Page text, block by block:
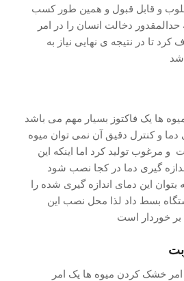
و قابل قبول و همین طور کسب
حدالمقدور دخالت انسان را در امر
تا در نتیجه ی نهایی نیاز به
ها یک فاکتوز بسیار مهم می باشد
دما و کنترل دقیق آن نمی توان میوه
مرغوب تولید کرد اما اینکه این
گیری دما در کجا نصب شود
این دمای اندازه گیری شده را
بسط داد لذا محل نصب این
بر خوردار است
امر خشک کردن میوه ها یک امر